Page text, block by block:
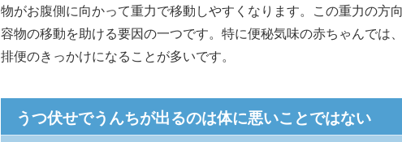
物がお腹側に向かって重力で移動しやすくなります。この重力の方
容物の移動を助ける要因の一つです。特に便秘気味の赤ちゃんでは
排便のきっかけになることが多いです。
うつ伏せでうんちが出るのは体に悪いことではない